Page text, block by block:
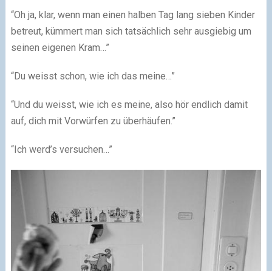
“Oh ja, klar, wenn man einen halben Tag lang sieben Kinder
betreut, kümmert man sich tatsächlich sehr ausgiebig um
seinen eigenen Kram…”
“Du weisst schon, wie ich das meine…”
“Und du weisst, wie ich es meine, also hör endlich damit
auf, dich mit Vorwürfen zu überhäufen.”
“Ich werd’s versuchen…”